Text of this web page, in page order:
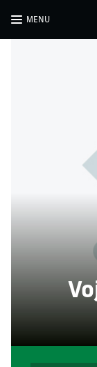
MENU